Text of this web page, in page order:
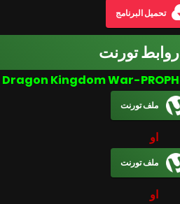
تحميل البرنامج
روابط تورنت
ملف تورنت
او
ملف تورنت
او